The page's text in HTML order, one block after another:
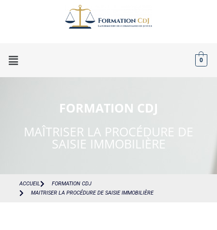
0
FORMATION CDJ
MAÎTRISER LA PROCÉDURE DE
SAISIE IMMOBILIÈRE
ACCUEIL
FORMATION CDJ
MAITRISER LA PROCÉDURE DE SAISIE IMMOBILIÈRE